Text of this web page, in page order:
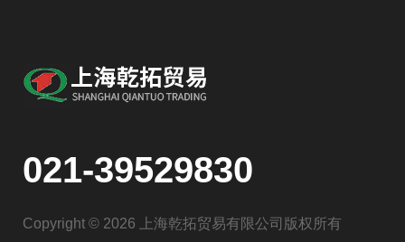
021-39529830
Copyright © 2026 上海乾拓贸易有限公司版权所有